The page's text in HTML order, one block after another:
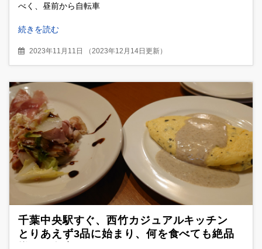
べく、昼前から自転車
続きを読む
2023年11月11日 （2023年12月14日更新）
千葉中央駅すぐ、西竹カジュアルキッチン
とりあえず3品に始まり、何を食べても絶品